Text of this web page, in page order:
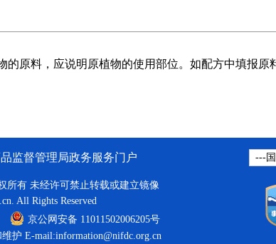
原料，应说明原植物的使用部位。如配方中填报原
监督管理局政务服务门户 ---
所有 未经许可禁止转载或建立镜像
All Rights Reserved
京公网安备 11011502006205号
护 E-mail:information@nifdc.org.cn